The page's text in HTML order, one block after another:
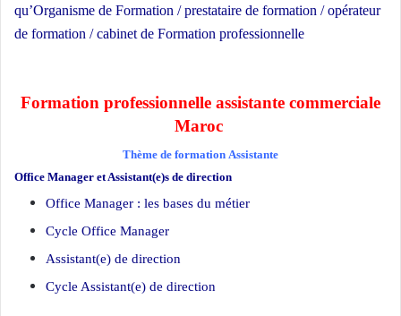
qu’Organisme de Formation / prestataire de formation / opérateur
de formation / cabinet de Formation professionnelle
Formation professionnelle assistante commerciale
Maroc
Thème de formation Assistante
Office Manager et Assistant(e)s de direction
Office Manager : les bases du métier
Cycle Office Manager
Assistant(e) de direction
Cycle Assistant(e) de direction